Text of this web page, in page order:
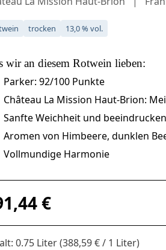
trocken 13,0 % vol.
wir an diesem Rotwein lieben:
Parker: 92/100 Punkte
Château La Mission Haut-Brion:
Sanfte Weichheit und
Aromen von Himbeere, dunklen
Vollmundige Harmonie
Preis:
€
0.75 Liter(388,59 € / 1 Liter)